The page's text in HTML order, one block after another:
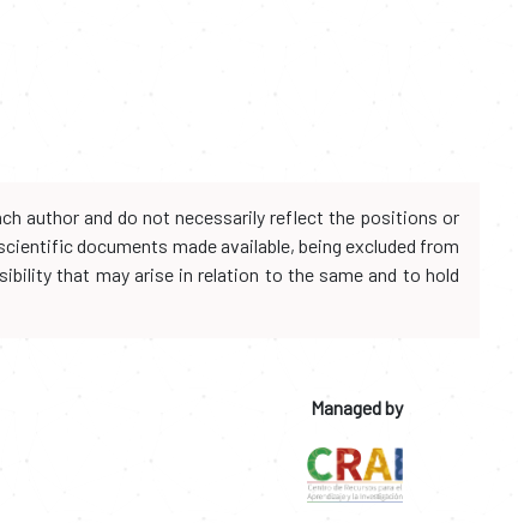
author and do not necessarily reflect the positions or
documents made available, being excluded from
that may arise in relation to the same and to hold
Managed by